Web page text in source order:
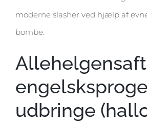
moderne slasher ved hjælp af
bombe.
udbringe